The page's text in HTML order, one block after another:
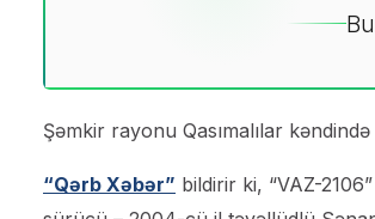
Şəmkir rayonu Qasımalılar
“Qərb Xəbər” bildirir ki, “VAZ-